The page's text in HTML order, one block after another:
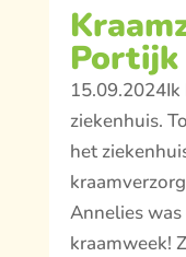
Portijk
ziekenhuis.
het
Annelies
kraamweek!